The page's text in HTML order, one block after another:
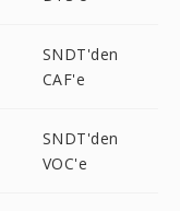
SNDT'den
CAF'e
SNDT'den
VOC'e